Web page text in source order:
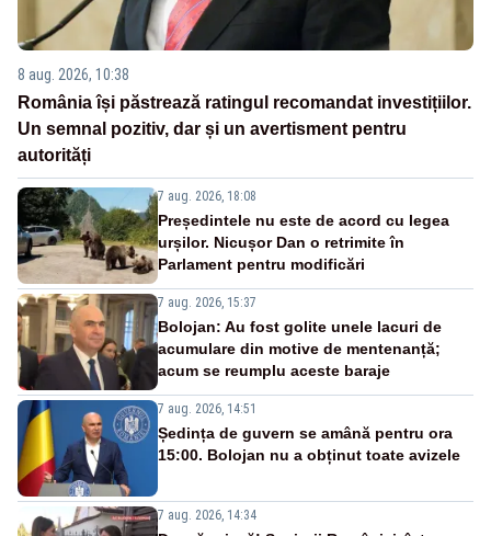
8 aug. 2026, 10:38
România își păstrează ratingul recomandat investițiilor.
Un semnal pozitiv, dar și un avertisment pentru
autorități
7 aug. 2026, 18:08
Președintele nu este de acord cu legea
urșilor. Nicușor Dan o retrimite în
Parlament pentru modificări
7 aug. 2026, 15:37
Bolojan: Au fost golite unele lacuri de
acumulare din motive de mentenanță;
acum se reumplu aceste baraje
7 aug. 2026, 14:51
Ședința de guvern se amână pentru ora
15:00. Bolojan nu a obținut toate avizele
7 aug. 2026, 14:34